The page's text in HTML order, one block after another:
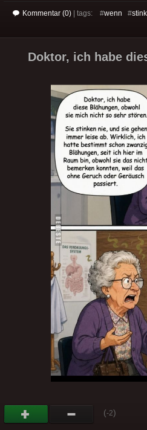
Kommentar (0) | tags: #wenn #
Doktor, ich habe
(-2)